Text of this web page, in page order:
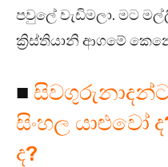
පවුලේ වැඩිමලා. මට
ක්‍රිස්තියානි ආගමේ
■
සිංහල යාළුවෝ
ද?